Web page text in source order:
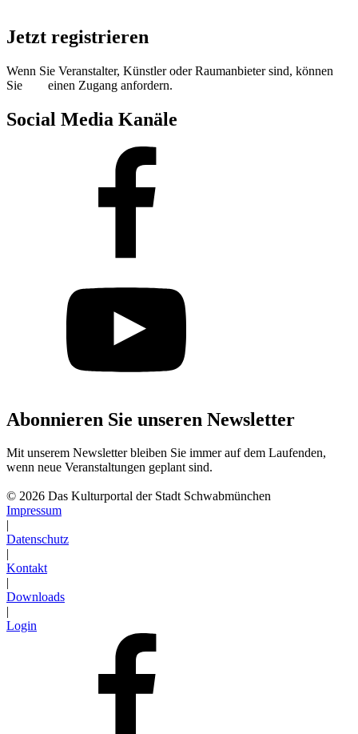
Jetzt registrieren
Wenn Sie Veranstalter, Künstler oder Raumanbieter sind, können
Sie
einen Zugang anfordern.
Social Media Kanäle
Abonnieren Sie unseren Newsletter
Mit unserem Newsletter bleiben Sie immer auf dem Laufenden,
wenn neue Veranstaltungen geplant sind.
© 2026 Das Kulturportal der Stadt Schwabmünchen
Impressum
|
Datenschutz
|
Kontakt
|
Downloads
|
Login